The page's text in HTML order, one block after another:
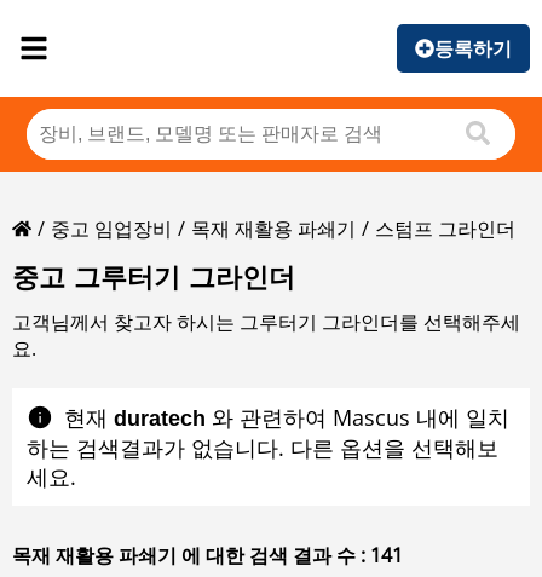
등록하기
중고 임업장비 목재 재활용 파쇄기
스텀프 그라인더
중고 그루터기 그라인더
고객님께서 찾고자 하시는 그루터기 그라인더를 선택해주세
요.
현재 duratech 와 관련하여 Mascus 내에 일치
하는 검색결과가 없습니다. 다른 옵션을 선택해보
세요.
목재 재활용 파쇄기 에 대한 검색 결과 수 : 141